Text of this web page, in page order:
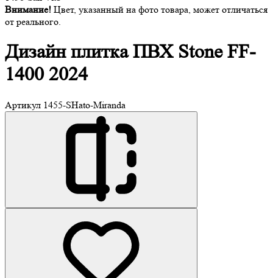
Внимание! Цвет, указанный на фото товара, может отличаться
от реального.
Дизайн плитка ПВХ Stone FF-
1400 2024
Артикул 1455-SHato-Miranda